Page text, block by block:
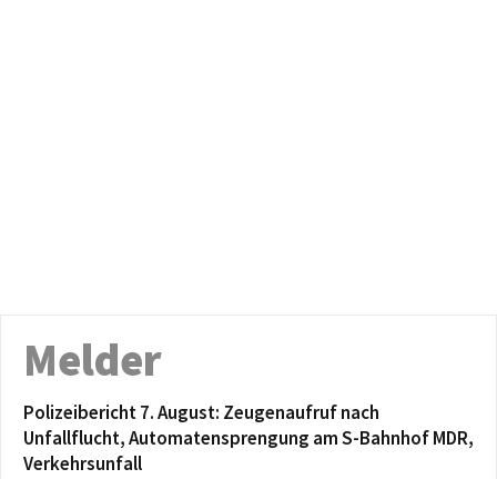
Melder
Polizeibericht 7. August: Zeugenaufruf nach
Unfallflucht, Automatensprengung am S-Bahnhof MDR,
Verkehrsunfall